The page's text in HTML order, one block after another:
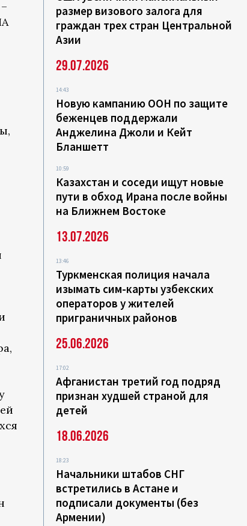
размер визового залога для
граждан трех стран Центральной
Азии
29.07.2026
14:43
Новую кампанию ООН по защите
беженцев поддержали
Анджелина Джоли и Кейт
Бланшетт
10:59
Казахстан и соседи ищут новые
пути в обход Ирана после войны
на Ближнем Востоке
13.07.2026
13:46
Туркменская полиция начала
изымать сим-карты узбекских
операторов у жителей
приграничных районов
25.06.2026
17:02
Афганистан третий год подряд
признан худшей страной для
детей
18.06.2026
18:23
Начальники штабов СНГ
встретились в Астане и
подписали документы (без
Армении)